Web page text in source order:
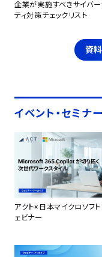
企業が実施すべきサイバー
ティ対策チェックリスト
資
イベント・セミナー
アクト×日本マイクロソフ
ェビナー